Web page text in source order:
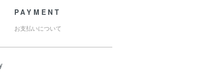
PAYMENT
お支払いについて